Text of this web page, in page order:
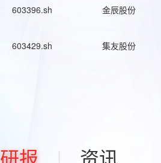
603396.sh 金辰股份
603429.sh 集友股份
研报 资讯